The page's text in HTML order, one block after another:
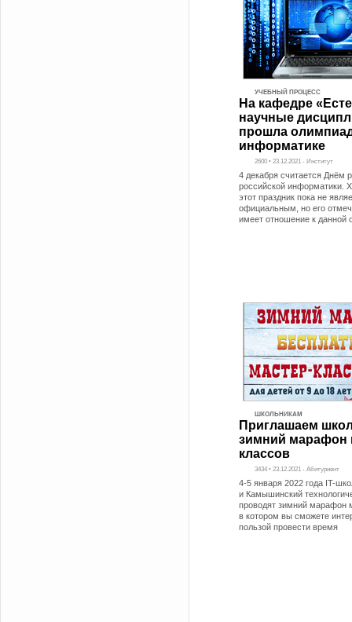
УЧЕБНЫЙ ПРОЦЕСС
На кафедре
научные
прошла
информатике
2600 • 23.12.2021 - Институт
4 декабря считается Днём
российской информатики.
этот праздник пока не
официальным, но его
имеет отношение к данной
ШКОЛЬНИКАМ
Приглашаем
зимний марафон
классов
3434 • 23.12.2021 - Абитуриент
4-5 января 2022 года IT-
и Камышинский
проводят зимний марафон
в котором вы сможете
пользой провести время